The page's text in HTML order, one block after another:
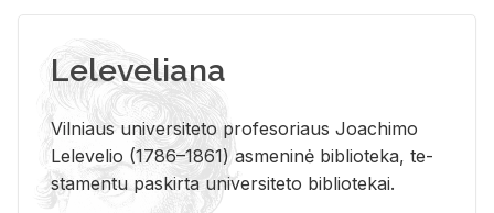
Leleveliana
Vil­niaus uni­ver­si­te­to pro­fe­so­riaus Jo­a­chi­mo
Le­le­ve­lio (1786–1861) as­me­ni­nė bi­b­lio­te­ka, te­
sta­men­tu pa­skir­ta uni­ver­si­te­to bi­b­lio­te­kai.